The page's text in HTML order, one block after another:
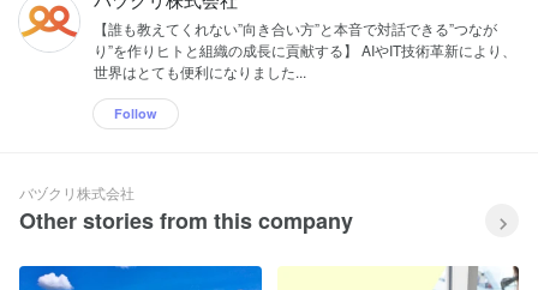
【誰も教えてくれない”向き合い方”と本音で対話できる”つなが
り”を作りヒトと組織の成長に貢献する】 AIやIT技術革新により、
世界はとても便利になりました...
Follow
バヅクリ株式会社
Other stories from this company